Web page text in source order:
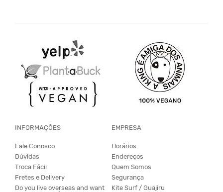
INFORMAÇÕES
Fale Conosco
Dúvidas
Troca Fácil
Fretes e Delivery
Do you live overseas and want
EMPRESA
Horários
Endereços
Quem Somos
Segurança
Kite Surf / Guajiru